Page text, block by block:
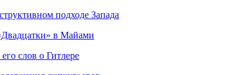
подходе Запада
в Майами
слов о Гитлере